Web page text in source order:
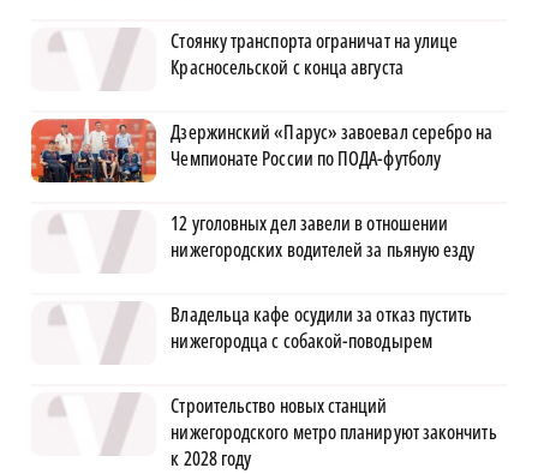
Стоянку транспорта ограничат на улице
Красносельской с конца августа
Дзержинский «Парус» завоевал серебро на
Чемпионате России по ПОДА-футболу
12 уголовных дел завели в отношении
нижегородских водителей за пьяную езду
Владельца кафе осудили за отказ пустить
нижегородца с собакой-поводырем
Строительство новых станций
нижегородского метро планируют закончить
к 2028 году